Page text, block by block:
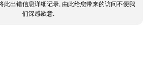
此出错信息详细记录, 由此给您带来的访问不便我
们深感歉意.